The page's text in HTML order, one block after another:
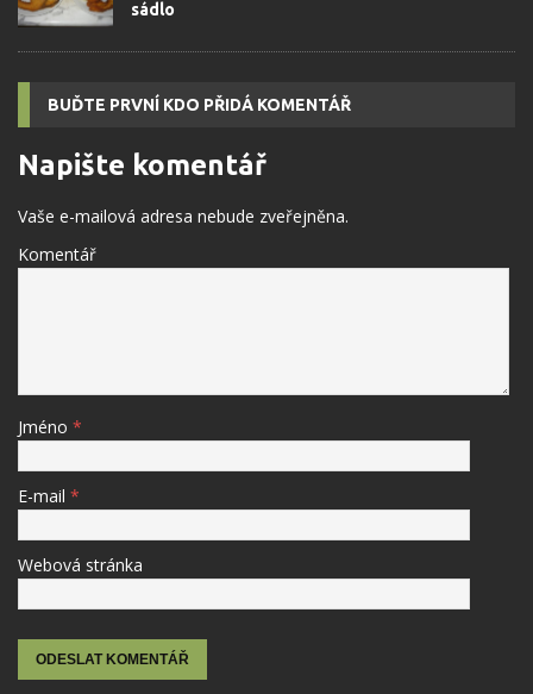
sádlo
BUĎTE PRVNÍ KDO PŘIDÁ KOMENTÁŘ
Napište komentář
Vaše e-mailová adresa nebude zveřejněna.
Komentář
Jméno *
E-mail *
Webová stránka